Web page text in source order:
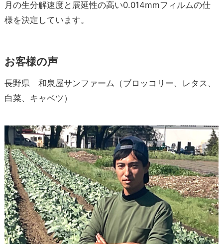
月の生分解速度と展延性の高い0.014mmフィルムの仕
様を決定しています。
お客様の声
長野県 和泉屋サンファーム（ブロッコリー、レタス、
白菜、キャベツ）